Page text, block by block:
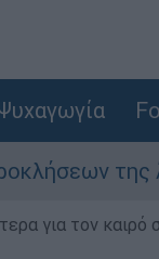
στο
για τον καιρό